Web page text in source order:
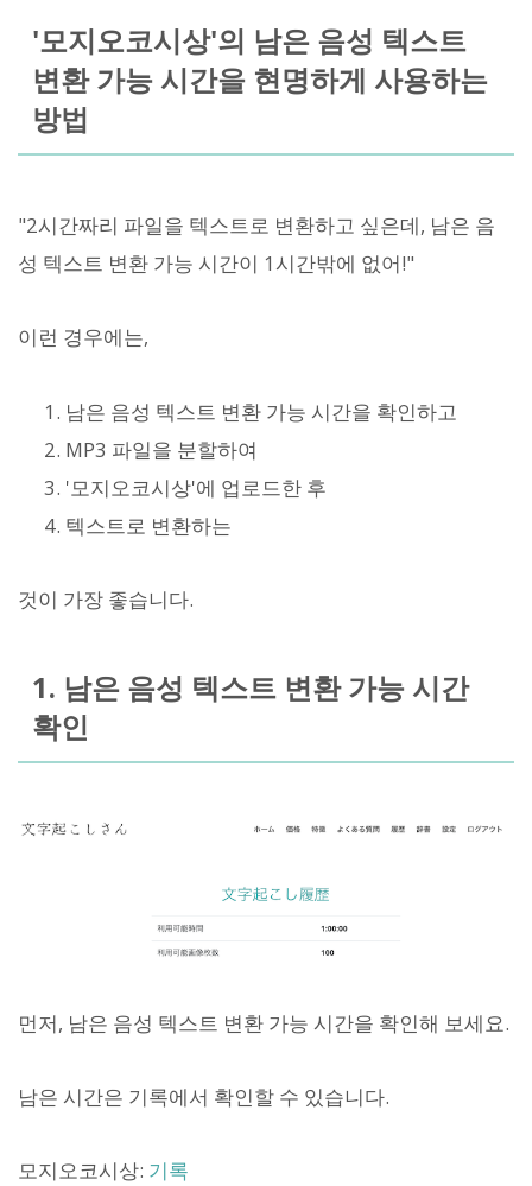
'모지오코시상'의 남은 음성 텍스트
변환 가능 시간을 현명하게 사용하는
방법
"2시간짜리 파일을 텍스트로 변환하고 싶은데, 남은 음
성 텍스트 변환 가능 시간이 1시간밖에 없어!"
이런 경우에는,
남은 음성 텍스트 변환 가능 시간을 확인하고
MP3 파일을 분할하여
'모지오코시상'에 업로드한 후
텍스트로 변환하는
것이 가장 좋습니다.
1. 남은 음성 텍스트 변환 가능 시간
확인
먼저, 남은 음성 텍스트 변환 가능 시간을 확인해 보세요.
남은 시간은 기록에서 확인할 수 있습니다.
모지오코시상: 기록